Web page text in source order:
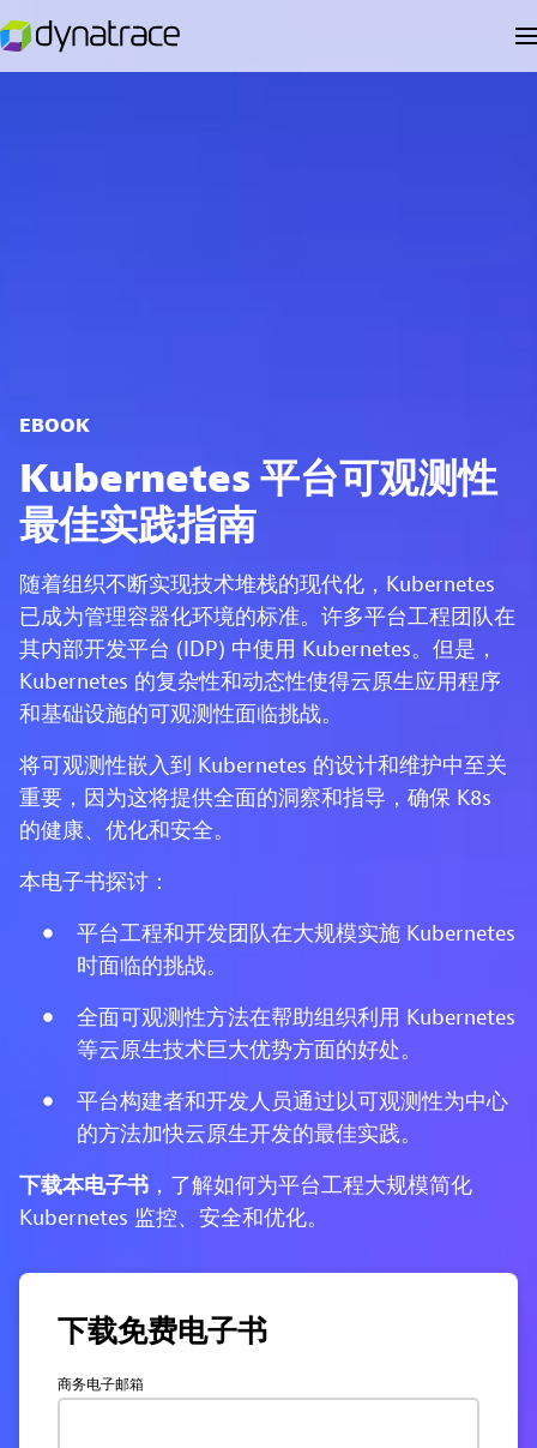
EBOOK
Kubernetes 平台可观测性
最佳实践指南
随着组织不断实现技术堆栈的现代化，Kubernetes
已成为管理容器化环境的标准。许多平台工程团队在
其内部开发平台 (IDP) 中使用 Kubernetes。但是，
Kubernetes 的复杂性和动态性使得云原生应用程序
和基础设施的可观测性面临挑战。
将可观测性嵌入到 Kubernetes 的设计和维护中至关
重要，因为这将提供全面的洞察和指导，确保 K8s
的健康、优化和安全。
本电子书探讨：
平台工程和开发团队在大规模实施 Kubernetes
时面临的挑战。
全面可观测性方法在帮助组织利用 Kubernetes
等云原生技术巨大优势方面的好处。
平台构建者和开发人员通过以可观测性为中心
的方法加快云原生开发的最佳实践。
下载本电子书 ，了解如何为平台工程大规模简化
Kubernetes 监控、安全和优化。
下载免费电子书
商务电子邮箱